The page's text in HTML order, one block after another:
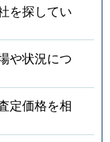
を探してい
や状況につ
定価格を相